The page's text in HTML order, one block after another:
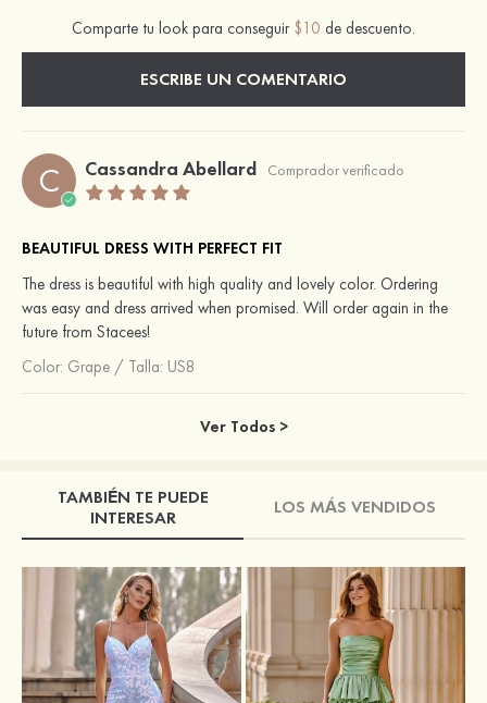
Comparte tu look para conseguir $10 de descuento.
ESCRIBE UN COMENTARIO
C Cassandra Abellard Comprador verificado
BEAUTIFUL DRESS WITH PERFECT FIT
The dress is beautiful with high quality and lovely color. Ordering
was easy and dress arrived when promised. Will order again in the
future from Stacees!
Color: Grape / Talla: US8
Ver Todos >
TAMBIÉN TE PUEDE
INTERESAR
LOS MÁS VENDIDOS